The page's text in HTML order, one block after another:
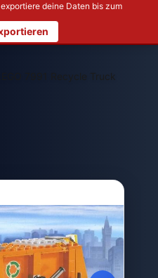
deine Daten bis zum
LEGO 7991 Recycle Truck